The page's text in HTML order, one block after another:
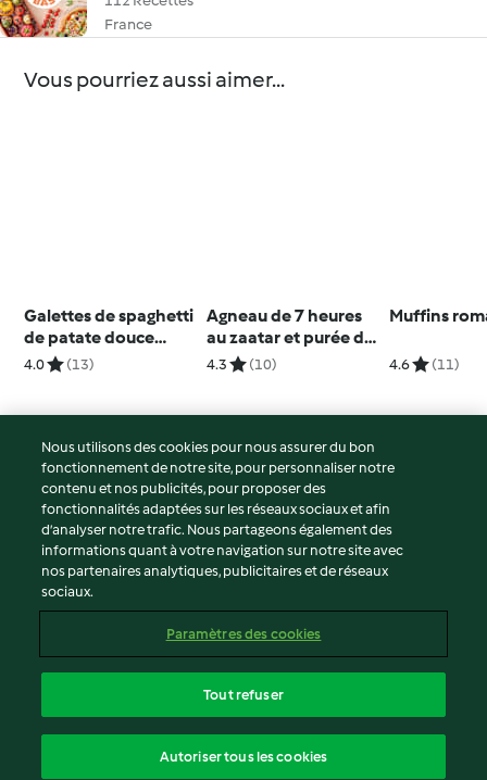
France
Vous pourriez aussi aimer...
Galettes de spaghetti
de patate douce
(latkes)
4.0 (13)
Agneau de 7 heures
au zaatar et purée de
carotte au miel
4.3 (10)
Muffins
4.6 (11)
© Copyright 2026
Conditions d'utilisation
Politique de confidentialité
Non-responsabilité
Mentions légales
Contenu du rapport
Déclaration d'accessibilité
Nous utilisons des cookies pour nous assurer du bon
fonctionnement de notre site, pour personnaliser notre
contenu et nos publicités, pour proposer des
fonctionnalités adaptées sur les réseaux sociaux et afin
d’analyser notre trafic. Nous partageons également des
informations quant à votre navigation sur notre site avec
nos partenaires analytiques, publicitaires et de réseaux
sociaux.
Paramètres des cookies
Tout refuser
Autoriser tous les cookies